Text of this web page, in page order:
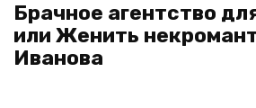
Брачное агентство
или Женить
Иванова